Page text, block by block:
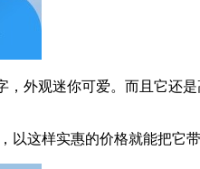
外观迷你可爱。而且它还
以这样实惠的价格就能把它带